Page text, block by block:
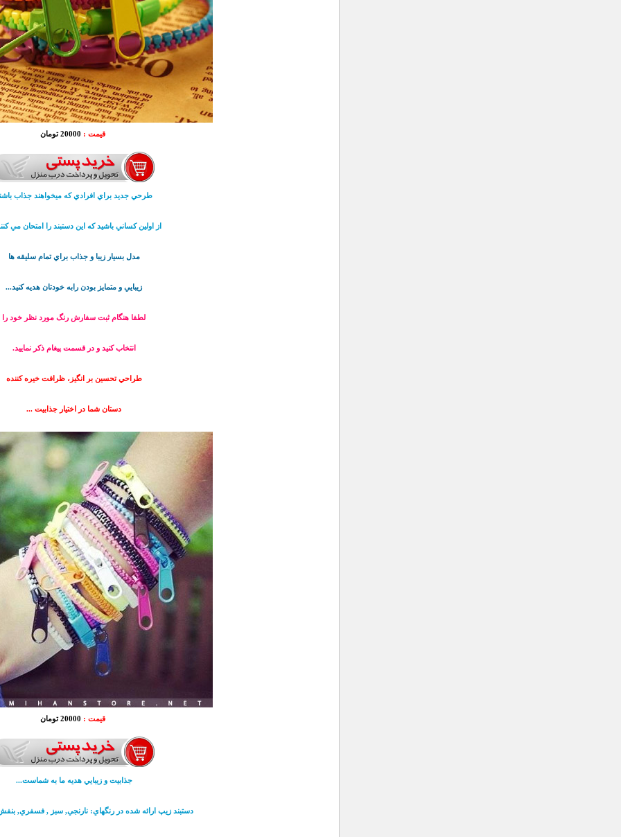
قیمت : 20000 تومان
طرحي جديد براي افرادي كه ميخواهند جذاب
از اولين كساني باشيد كه اين دستبند را امتحان مي
مدل بسيار زيبا و جذاب براي تمام سليقه ها
زيبايي و متمايز بودن رابه خودتان هديه كنيد...
لطفا هنگام ثبت سفارش رنگ مورد نظر خود را
انتخاب كنيد و در قسمت پيغام ذكر نماييد.
طراحي تحسين بر انگيز، ظرافت خيره كننده
دستان شما در اختيار جذابيت ...
قیمت : 20000 تومان
جذابيت و زيبايي هديه ما به شماست...
دستبند زيپ ارائه شده در رنگهاي: نارنجي, سبز , فسفري,